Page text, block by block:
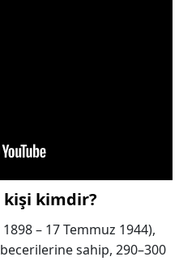
kimdir?
– 17 Temmuz 1944),
sahip, 290–300